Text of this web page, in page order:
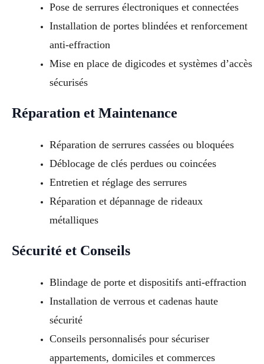
Pose de serrures électroniques et connectées
Installation de portes blindées et renforcement
anti-effraction
Mise en place de digicodes et systèmes d’accès
sécurisés
Réparation et Maintenance
Réparation de serrures cassées ou bloquées
Déblocage de clés perdues ou coincées
Entretien et réglage des serrures
Réparation et dépannage de rideaux
métalliques
Sécurité et Conseils
Blindage de porte et dispositifs anti-effraction
Installation de verrous et cadenas haute
sécurité
Conseils personnalisés pour sécuriser
appartements, domiciles et commerces